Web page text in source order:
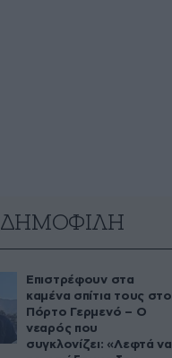
ΔΗΜΟΦΙΛΗ
Επιστρέφουν στα
καμένα σπίτια τους στο
Πόρτο Γερμενό – Ο
νεαρός που
συγκλονίζει: «Λεφτά να